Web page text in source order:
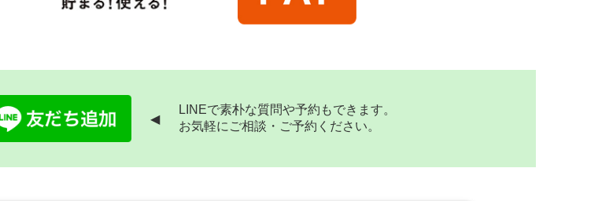
◀
LINEで素朴な質問や予約もできます。
お気軽にご相談・ご予約ください。